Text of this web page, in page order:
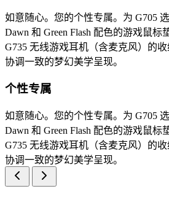
如意随心。您的个性专属。为 G705
Dawn 和 Green Flash 配色的游戏鼠标
G735 无线游戏耳机（含麦克风）的
协调一致的梦幻美学呈现。
个性专属
如意随心。您的个性专属。为 G705
Dawn 和 Green Flash 配色的游戏鼠标
G735 无线游戏耳机（含麦克风）的
协调一致的梦幻美学呈现。